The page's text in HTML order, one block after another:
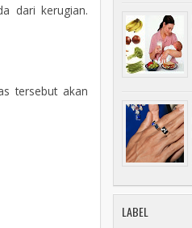
dari kerugian.
tersebut akan
LABEL